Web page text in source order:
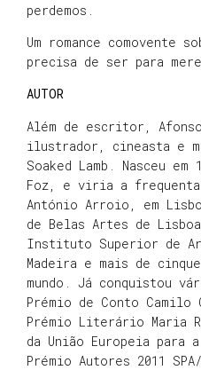
perdemos.
Um romance comovente
precisa de ser para
AUTOR
Além de escritor, Afonso
ilustrador, cineasta e
Soaked Lamb. Nasceu
Foz, e viria a
António Arroio, em
de Belas Artes de
Instituto Superior de
Madeira e mais de
mundo. Já conquistou
Prémio de Conto Camilo
Prémio Literário Maria
da União Europeia para
Prémio Autores 2011